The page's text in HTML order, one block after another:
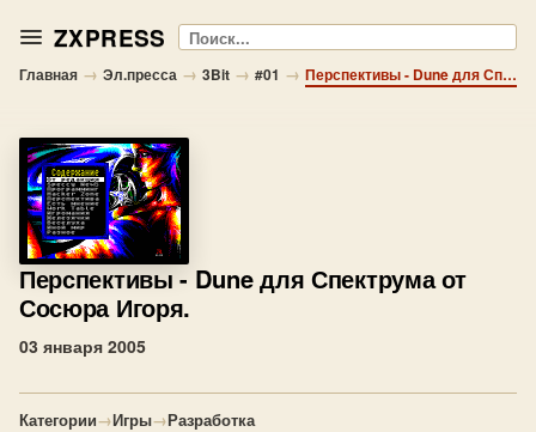
ZXPRESS Поиск
Главная → Эл.пресса → 3Bit → #01 → Перспективы - Dune для Спектрума от Сосюра Игоря.
Перспективы - Dune для Спектрума от
Сосюра Игоря.
03 января 2005
Категории→Игры→Разработка